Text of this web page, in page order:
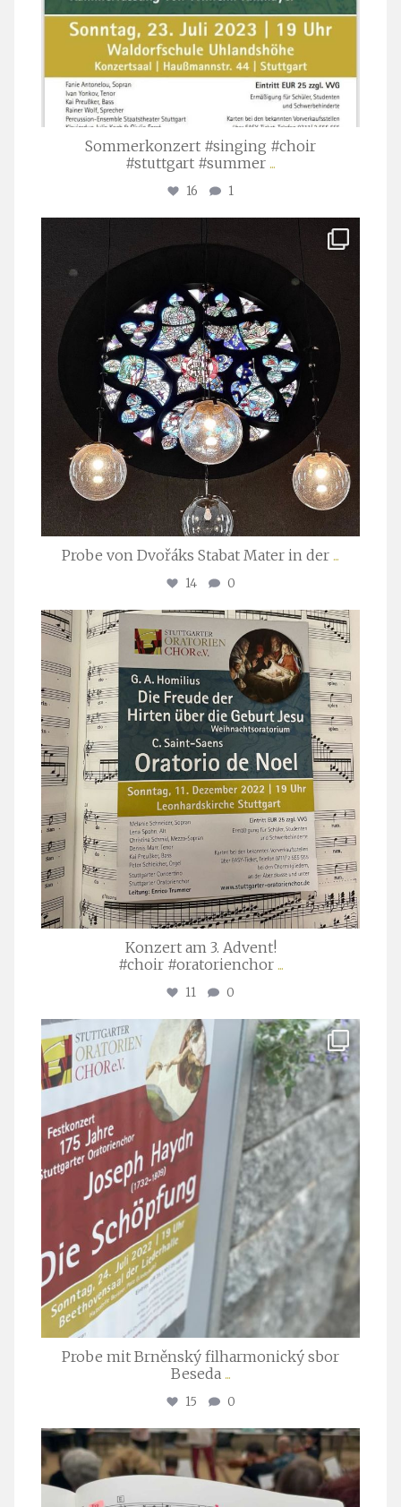
Sommerkonzert #singing #choir
#stuttgart #summer ...
16 1
Apr. 1
Probe von Dvořáks Stabat Mater in der ...
14 0
stuttgarter_oratorienchor
Nov. 29
Konzert am 3. Advent!
#choir #oratorienchor ...
11 0
stuttgarter_oratorienchor
Juli 23
Probe mit Brněnský filharmonický sbor
Beseda ...
15 0
stuttgarter_oratorienchor
Juli 23